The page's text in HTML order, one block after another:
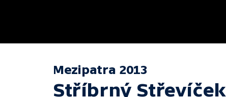
Mezipatra 2013
Stříbrný Střevíček